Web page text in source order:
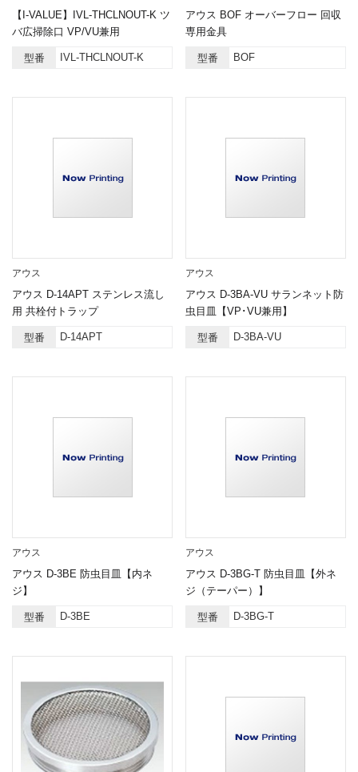
【I-VALUE】IVL-THCLNOUT-K ツ
バ広掃除口 VP/VU兼用
型番 IVL-THCLNOUT-K
アウス BOF オーバーフロー 回収
専用金具
型番 BOF
アウス
アウス D-14APT ステンレス流し
用 共栓付トラップ
型番 D-14APT
アウス
アウス D-3BA-VU サランネット防
虫目皿【VP･VU兼用】
型番 D-3BA-VU
アウス
アウス D-3BE 防虫目皿【内ネ
ジ】
型番 D-3BE
アウス
アウス D-3BG-T 防虫目皿【外ネ
ジ（テーパー）】
型番 D-3BG-T